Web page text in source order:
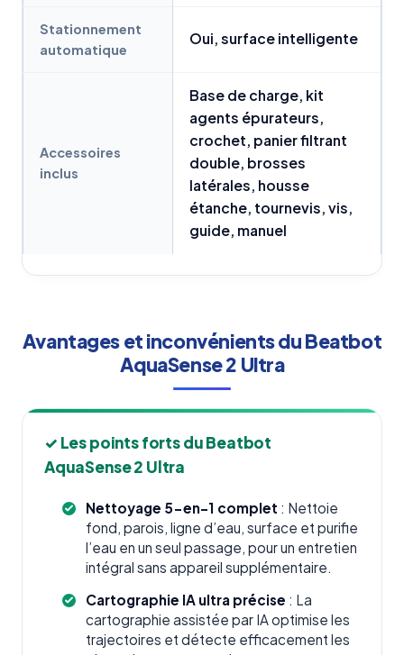
Stationnement
automatique
Oui, surface intelligente
Accessoires
inclus
Base de charge, kit
agents épurateurs,
crochet, panier filtrant
double, brosses
latérales, housse
étanche, tournevis, vis,
guide, manuel
Avantages et inconvénients du Beatbot
AquaSense 2 Ultra
✓ Les points forts du Beatbot
AquaSense 2 Ultra
Nettoyage 5-en-1 complet : Nettoie
fond, parois, ligne d’eau, surface et purifie
l’eau en un seul passage, pour un entretien
intégral sans appareil supplémentaire.
Cartographie IA ultra précise : La
cartographie assistée par IA optimise les
trajectoires et détecte efficacement les